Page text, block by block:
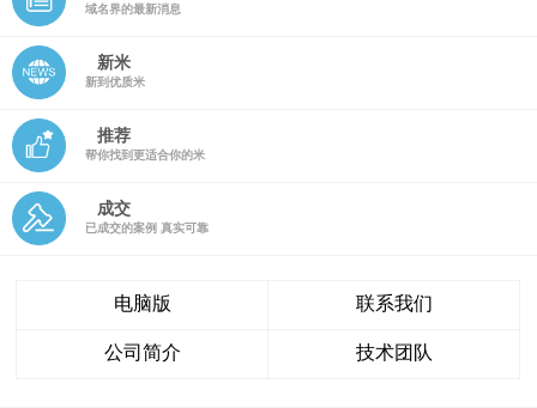
域名界的最新消息
新米
新到优质米
推荐
帮你找到更适合你的米
成交
已成交的案例 真实可靠
电脑版 联系我们
公司简介 技术团队